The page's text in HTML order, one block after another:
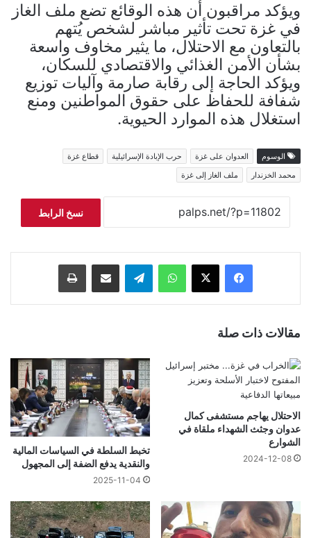
ويؤكد مراقبون أن هذه الوقائع تضع ملف الغاز
في غزة تحت تأثير مباشر لشخص يُتهم
بالتعاون مع الاحتلال، ما يثير مخاوف واسعة
بشأن الأمن الغذائي والاقتصادي للسكان،
ويؤكد الحاجة إلى رقابة صارمة وآليات توزيع
شفافة للحفاظ على حقوق المواطنين ومنع
استغلال هذه الموارد الحيوية.
الوسوم العدوان على غزة حرب الإبادة الإسرائيلية
قطاع غزة
محمد الخزندار
ملف الغاز إلى غزة
نسخ الرابط
فيسبوك ‫X واتساب تيلقرام مشاركة عبر البريد طباعة
مقالات ذات صلة
الاحتلال يهاجم مستشفى كمال
عدوان وجثث الشهداء ملقاة في
الشوارع
2024-12-08
تخبط السلطة في السياسات المالية
والنقدية يدفع الضفة إلى المجهول
2025-11-04